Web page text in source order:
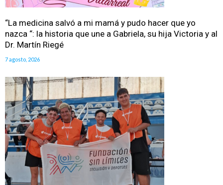
“La medicina salvó a mi mamá y pudo hacer que yo
nazca “: la historia que une a Gabriela, su hija Victoria y al
Dr. Martín Riegé
7 agosto, 2026